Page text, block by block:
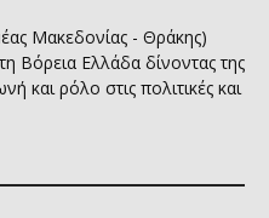
Μακεδονίας - Θράκης)
Βόρεια Ελλάδα δίνοντας της
και ρόλο στις πολιτικές και